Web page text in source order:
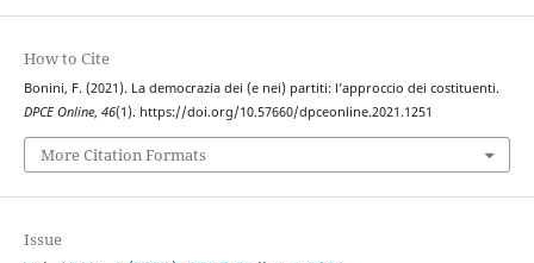
How to Cite
Bonini, F. (2021). La democrazia dei (e nei) partiti: l’approccio dei costituenti.
DPCE Online, 46(1). https://doi.org/10.57660/dpceonline.2021.1251
More Citation Formats
Issue